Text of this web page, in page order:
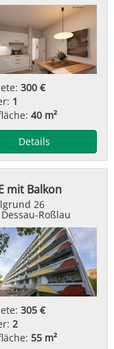
300 €
1
40 m²
Details
mit Balkon
26
Roßlau
305 €
2
55 m²